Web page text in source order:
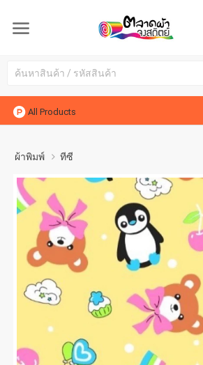
All Products
ผ้าพิมพ์ ทีซี